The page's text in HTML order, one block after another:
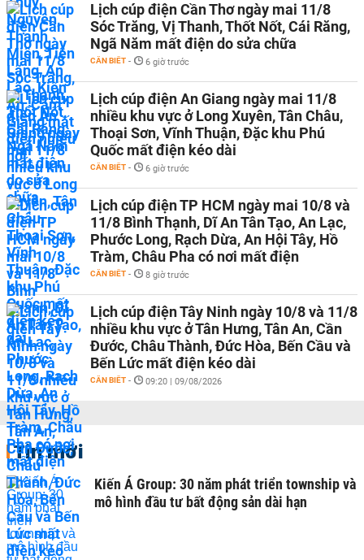
Lịch cúp điện Cần Thơ ngày mai 11/8
Sóc Trăng, Vị Thanh, Thốt Nốt, Cái Răng,
Ngã Năm mất điện do sửa chữa
CẦN BIẾT - 6 giờ trước
Lịch cúp điện An Giang ngày mai 11/8
nhiều khu vực ở Long Xuyên, Tân Châu,
Thoại Sơn, Vĩnh Thuận, Đặc khu Phú
Quốc mất điện kéo dài
CẦN BIẾT - 6 giờ trước
Lịch cúp điện TP HCM ngày mai 10/8 và
11/8 Bình Thạnh, Dĩ An Tân Tạo, An Lạc,
Phước Long, Rạch Dừa, An Hội Tây, Hồ
Tràm, Châu Pha có nơi mất điện
CẦN BIẾT - 8 giờ trước
Lịch cúp điện Tây Ninh ngày 10/8 và 11/8
nhiều khu vực ở Tân Hưng, Tân An, Cần
Đước, Châu Thành, Đức Hòa, Bến Cầu và
Bến Lức mất điện kéo dài
CẦN BIẾT - 09:20 | 09/08/2026
Tin mới
Kiến Á Group: 30 năm phát triển township và
mô hình đầu tư bất động sản dài hạn